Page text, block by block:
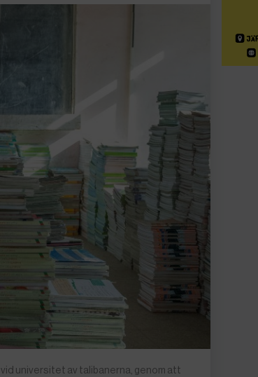
universitet av talibanerna, genom att